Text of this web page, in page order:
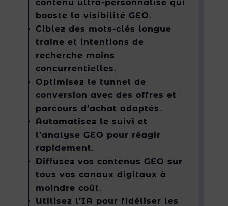
contenu ultra-personnalisé qui
booste la visibilité GEO.
Ciblez des mots-clés longue
traîne et intentions de
recherche moins
concurrentielles.
Optimisez le tunnel de
conversion avec des offres et
parcours d’achat adaptés.
Automatisez le suivi et
l’analyse GEO pour réagir
rapidement.
Diffusez vos contenus GEO sur
tous vos canaux digitaux à
moindre coût.
Utilisez l’IA pour fidéliser les